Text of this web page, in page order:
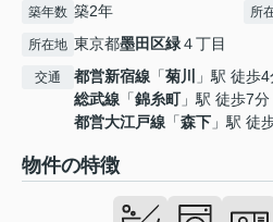
築年数 築2年 所
所在地 東京都墨田区緑４丁目
交通 都営新宿線 「菊川
」駅 徒歩
総武線 「錦糸町」駅 徒歩7分
都営大江戸線 「森下 」駅 徒
物件の特徴